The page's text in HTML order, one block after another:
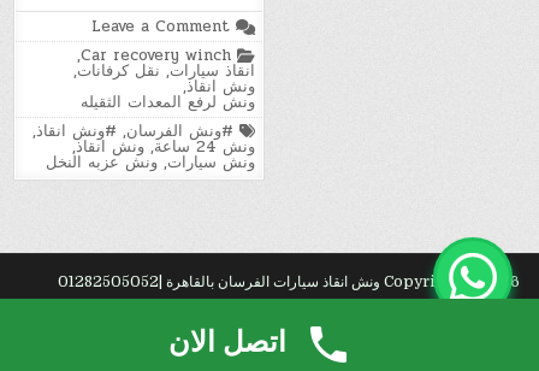
Leave a Comment
ونش
الفرسان
لإنقاذ
في
عزبة
النخل
24
ساعة
–
Posted
in
Car recovery winch
,
انقاذ سيارات, نقل كرفانات,
ونش انقاذ,
ونش لرفع المعدات الثقيله
Tagged
#ونش الفرسان, #ونش انقاذ,
ونش 24 ساعة ,ونش انقاذ,
ونش سيارات,ونش عزبه النخل
Copyright © 2026 ونش انقاذ سيارات الفرسان بالقاهرة |01282505052
اتصل الان نق? توسيع.مؤسس?